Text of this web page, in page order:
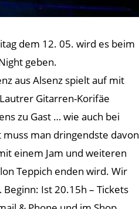
dem 12. 05. wird es beim
geben.
aus Alsenz spielt auf mit
Gitarren-Korifäe
zu Gast … wie auch bei
man dringendste davon
einem Jam und weiteren
Teppich enden wird. Wir
Ist 20.15h – Tickets